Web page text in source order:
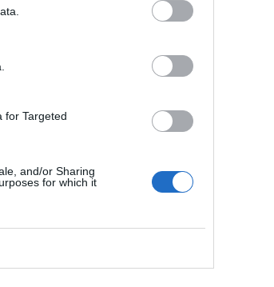
for Targeted
and/or Sharing
for which it
2600 i 2700 zł